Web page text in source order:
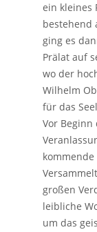
ein kleines
bestehend
ging es
Prälat auf
wo der
Wilhelm
für das
Vor
großen
leibliche
um das